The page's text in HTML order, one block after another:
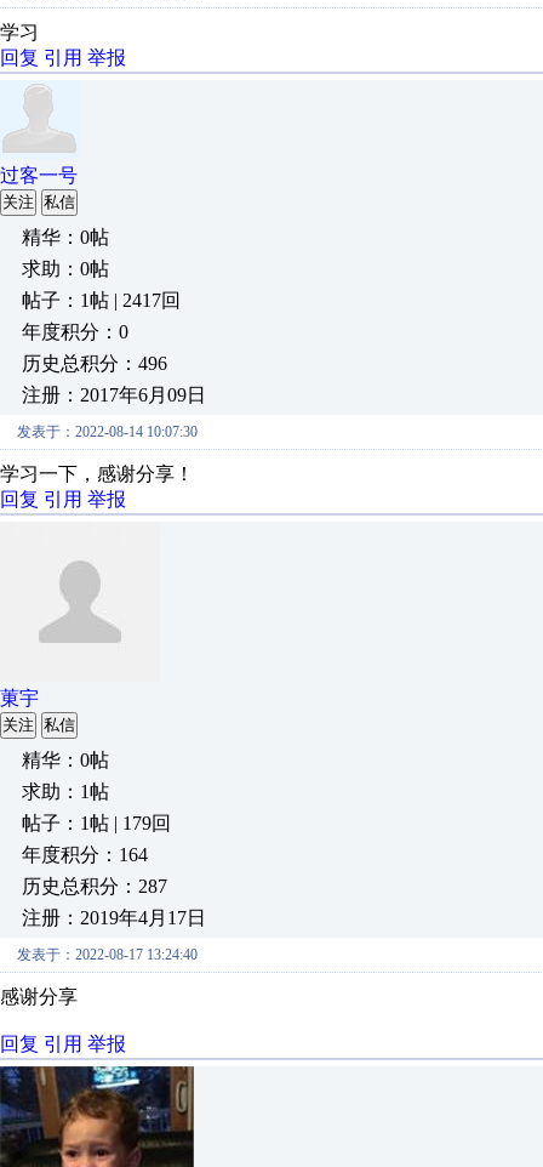
学习
回复 引用 举报
过客一号
关注 私信
精华：0帖
求助：0帖
帖子：1帖 | 2417回
年度积分：0
历史总积分：496
注册：2017年6月09日
发表于：2022-08-14 10:07:30
学习一下，感谢分享！
回复 引用 举报
菄宇
关注 私信
精华：0帖
求助：1帖
帖子：1帖 | 179回
年度积分：164
历史总积分：287
注册：2019年4月17日
发表于：2022-08-17 13:24:40
感谢分享
回复 引用 举报